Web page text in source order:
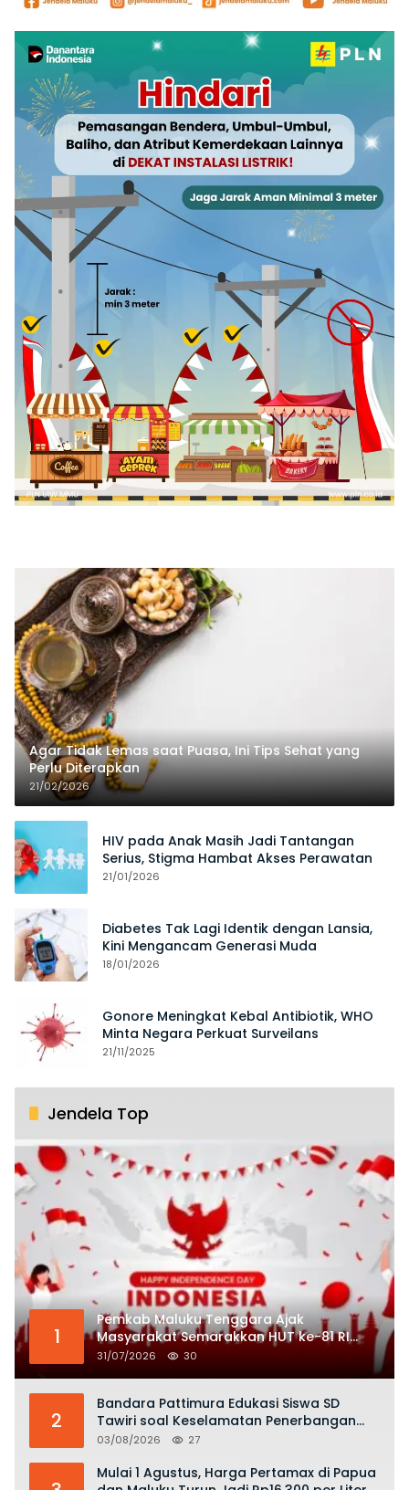
Agar Tidak Lemas saat Puasa, Ini Tips Sehat yang
Perlu Diterapkan
21/02/2026
HIV pada Anak Masih Jadi Tantangan
Serius, Stigma Hambat Akses Perawatan
21/01/2026
Diabetes Tak Lagi Identik dengan Lansia,
Kini Mengancam Generasi Muda
18/01/2026
Gonore Meningkat Kebal Antibiotik, WHO
Minta Negara Perkuat Surveilans
21/11/2025
Jendela Top
1
Pemkab Maluku Tenggara Ajak
Masyarakat Semarakkan HUT ke-81 RI
dengan Semangat Nasionalisme
31/07/2026 30
2
Bandara Pattimura Edukasi Siswa SD
Tawiri soal Keselamatan Penerbangan
dan Bahaya Bermain Layang-layang di
03/08/2026 27
Mulai 1 Agustus, Harga Pertamax di Papua